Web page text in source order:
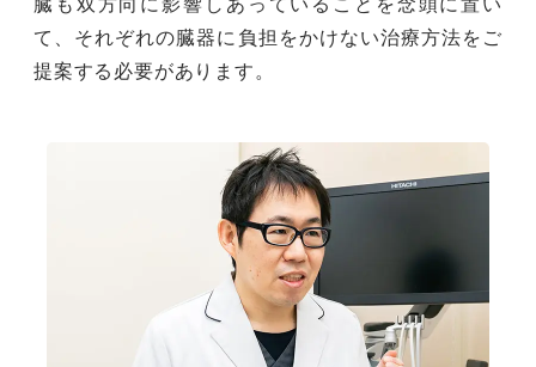
臓も双方向に影響しあっていることを念頭に置い
て、それぞれの臓器に負担をかけない治療方法をご
提案する必要があります。